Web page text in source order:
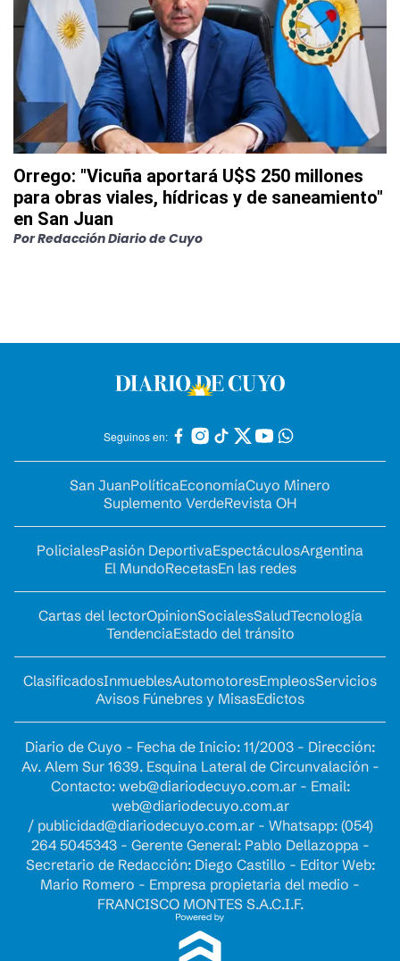
Orrego: "Vicuña aportará U$S 250 millones
para obras viales, hídricas y de saneamiento"
en San Juan
PorRedacción Diario de Cuyo
Seguinos en:
San JuanPolíticaEconomíaCuyo Minero
Suplemento VerdeRevista OH
PolicialesPasión DeportivaEspectáculosArgentina
El MundoRecetasEn las redes
Cartas del lectorOpinionSocialesSaludTecnología
TendenciaEstado del tránsito
ClasificadosInmueblesAutomotoresEmpleosServicios
Avisos Fúnebres y MisasEdictos
Diario de Cuyo - Fecha de Inicio: 11/2003 - Dirección:
Av. Alem Sur 1639. Esquina Lateral de Circunvalación -
Contacto: web@diariodecuyo.com.ar- Email:
web@diariodecuyo.com.ar
/ publicidad@diariodecuyo.com.ar- Whatsapp: (054)
264 5045343 - Gerente General: Pablo Dellazoppa -
Secretario de Redacción: Diego Castillo - Editor Web:
Mario Romero - Empresa propietaria del medio -
FRANCISCO MONTES S.A.C.I.F.